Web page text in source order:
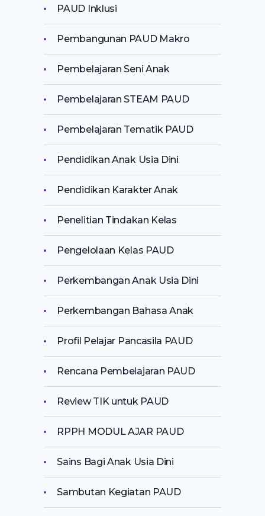
PAUD Inklusi
Pembangunan PAUD Makro
Pembelajaran Seni Anak
Pembelajaran STEAM PAUD
Pembelajaran Tematik PAUD
Pendidikan Anak Usia Dini
Pendidikan Karakter Anak
Penelitian Tindakan Kelas
Pengelolaan Kelas PAUD
Perkembangan Anak Usia Dini
Perkembangan Bahasa Anak
Profil Pelajar Pancasila PAUD
Rencana Pembelajaran PAUD
Review TIK untuk PAUD
RPPH MODUL AJAR PAUD
Sains Bagi Anak Usia Dini
Sambutan Kegiatan PAUD